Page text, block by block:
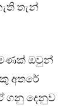
තැන්
ඔවුන්
අතරේ
ගනු දෙනුව